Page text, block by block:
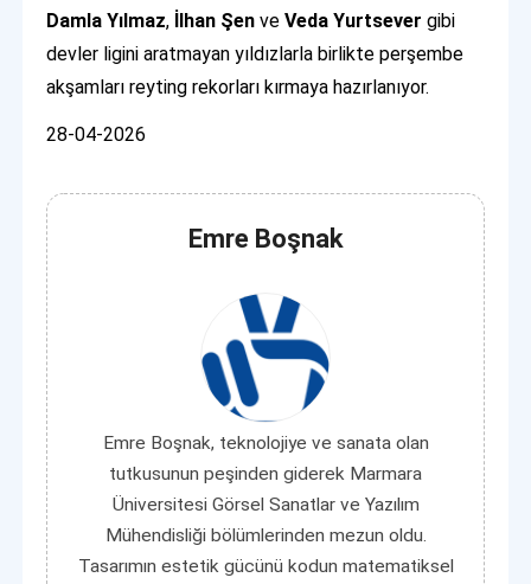
Damla Yılmaz, İlhan Şen veVeda Yurtsever gibi
devler ligini aratmayan yıldızlarla birlikte perşembe
akşamları reyting rekorları kırmaya hazırlanıyor.
28-04-2026
Emre Boşnak
Emre Boşnak, teknolojiye ve sanata olan
tutkusunun peşinden giderek Marmara
Üniversitesi Görsel Sanatlar ve Yazılım
Mühendisliği bölümlerinden mezun oldu.
Tasarımın estetik gücünü kodun matematiksel